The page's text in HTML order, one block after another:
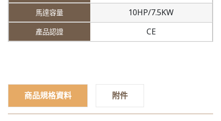
10HP/7.5KW
CE
商品規格資料 附件